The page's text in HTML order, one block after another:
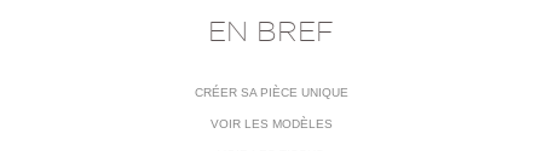
EN BREF
CRÉER SA PIÈCE UNIQUE
VOIR LES MODÈLES